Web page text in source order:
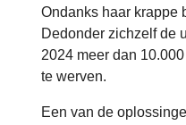
Ondanks haar krappe
Dedonder zichzelf de
2024 meer dan
te werven.
Een van de